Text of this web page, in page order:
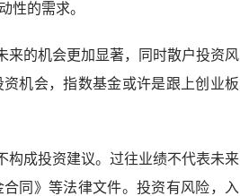
性的需求。
来的机会更加显著，同时散户投资风
机会，指数基金或许是跟上创业板
构成投资建议。过往业绩不代表未来
同》等法律文件。投资有风险，入